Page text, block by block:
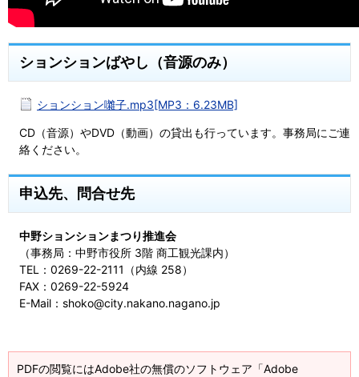
ションションばやし（音源のみ）
ションション囃子.mp3[MP3：6.23MB]
CD（音源）やDVD（動画）の貸出も行っています。事務局にご連
絡ください。
申込先、問合せ先
中野ションションまつり推進会
（事務局：中野市役所 3階 商工観光課内）
TEL：0269-22-2111（内線 258）
FAX：0269-22-5924
E-Mail：shoko@city.nakano.nagano.jp
PDFの閲覧にはAdobe社の無償のソフトウェア「Adobe